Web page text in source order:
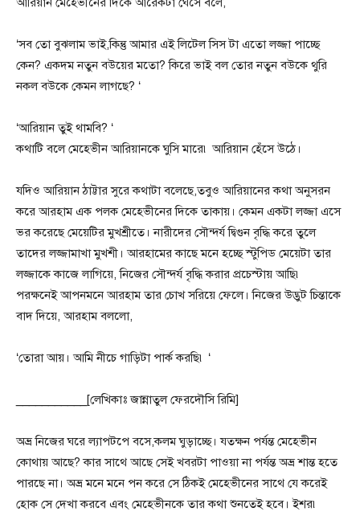
‘সব তো বুঝলাম ভাই,কিন্তু আমার এই লিটেল সিস টা এতো লজ্জা পাচ্ছে
কেন? একদম নতুন বউয়ের মতো? কিরে ভাই বল তোর নতুন বউকে থুরি
নকল বউকে কেমন লাগছে? ‘
‘আরিয়ান তুই থামবি? ‘
কথাটি বলে মেহেভীন আরিয়ানকে ঘুসি মারে৷ আরিয়ান হেঁসে উঠে।
যদিও আরিয়ান ঠাট্টার সুরে কথাটা বলেছে,তবুও আরিয়ানের কথা অনুসরন
করে আরহাম এক পলক মেহেভীনের দিকে তাকায়। কেমন একটা লজ্জা এসে
ভর করেছে মেয়েটির মুখশ্রীতে। নারীদের সৌন্দর্য দ্বিগুন বৃদ্ধি করে তুলে
তাদের লজ্জামাখা মুখশী। আরহামের কাছে মনে হচ্ছে স্টুপিড মেয়েটা তার
লজ্জাকে কাজে লাগিয়ে, নিজের সৌন্দর্য বৃদ্ধি করার প্রচেস্টায় আছি৷
পরক্ষনেই আপনমনে আরহাম তার চোখ সরিয়ে ফেলে। নিজের উদ্ভুট চিন্তাকে
বাদ দিয়ে, আরহাম বললো,
‘তোরা আয়। আমি নীচে গাড়িটা পার্ক করছি৷ ‘
___________[লেখিকাঃ জান্নাতুল ফেরদৌসি রিমি]
অভ্র নিজের ঘরে ল্যাপটপে বসে,কলম ঘুড়াচ্ছে। যতক্ষন পর্যন্ত মেহেভীন
কোথায় আছে? কার সাথে আছে সেই খবরটা পাওয়া না পর্যন্ত অভ্র শান্ত হতে
পারছে না। অভ্র মনে মনে পন করে সে ঠিকই মেহেভীনের সাথে যে করেই
হোক সে দেখা করবে এবং মেহেভীনকে তার কথা শুনতেই হবে। ইশর৷